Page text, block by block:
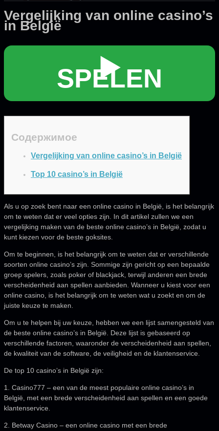
Vergelijking van online casino’s
in België
▶️
SPELEN
Содержимое
Vergelijking van online casino’s in België
Top 10 casino’s in België
Als u op zoek bent naar een online casino in België, is het belangrijk
om te weten dat er veel opties zijn. In dit artikel zullen we een
vergelijking maken van de beste online casino’s in België, zodat u
kunt kiezen voor de beste goksites.
Om te beginnen, is het belangrijk om te weten dat er verschillende
soorten online casino’s zijn. Sommige zijn gericht op een bepaalde
groep spelers, zoals poker of blackjack, terwijl anderen een brede
verscheidenheid aan spellen aanbieden. Wanneer u kiest voor een
online casino, is het belangrijk om te weten wat u zoekt en om de
juiste keuze te maken.
Om u te helpen bij uw keuze, hebben we een lijst samengesteld van
de beste online casino’s in België. Deze lijst is gebaseerd op
verschillende factoren, waaronder de verscheidenheid aan spellen,
de kwaliteit van de software, de veiligheid en de klantenservice.
De top 10 casino’s in België zijn:
1. Casino777 – een van de meest populaire online casino’s in
België, met een brede verscheidenheid aan spellen en een goede
klantenservice.
2. Betway Casino – een online casino met een brede